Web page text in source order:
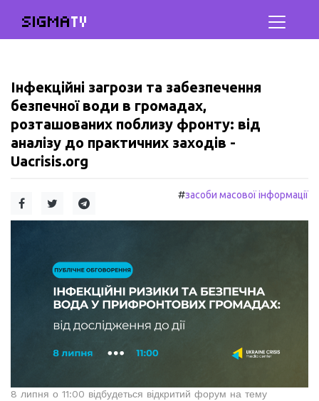
SIGMATV
Інфекційні загрози та забезпечення
безпечної води в громадах,
розташованих поблизу фронту: від
аналізу до практичних заходів -
Uacrisis.org
#засоби масової інформації
8 липня о 11:00 відбудеться відкритий форум на тему